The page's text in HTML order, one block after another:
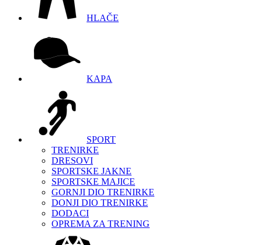
HLAČE
KAPA
SPORT
TRENIRKE
DRESOVI
SPORTSKE JAKNE
SPORTSKE MAJICE
GORNJI DIO TRENIRKE
DONJI DIO TRENIRKE
DODACI
OPREMA ZA TRENING